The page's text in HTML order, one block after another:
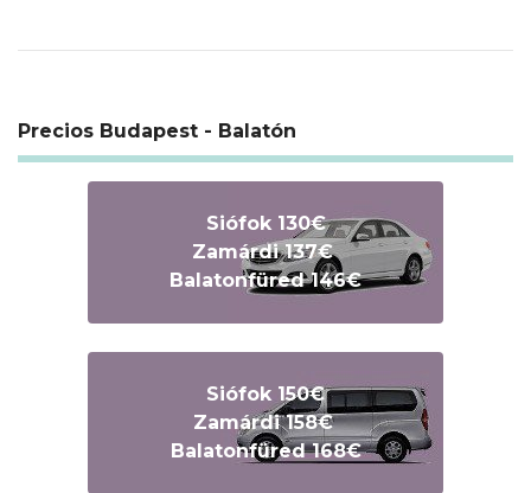
Precios Budapest - Balatón
Siófok 130€
Zamárdi 137€
Balatonfüred 146€
Siófok 150€
Zamárdi 158€
Balatonfüred 168€